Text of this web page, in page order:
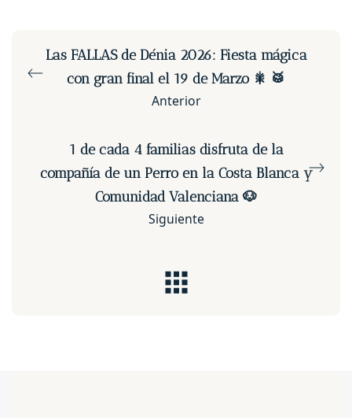
Las FALLAS de Dénia 2026: Fiesta mágica
con gran final el 19 de Marzo 🎇 🥁
Anterior
1 de cada 4 familias disfruta de la
compañía de un Perro en la Costa Blanca y
Comunidad Valenciana 🐶
Siguiente